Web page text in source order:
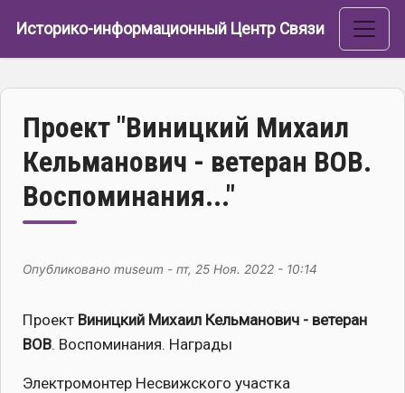
Историко-информационный Центр Связи
Проект "Виницкий Михаил
Кельманович - ветеран ВОВ.
Воспоминания..."
Опубликовано museum - пт, 25 Ноя. 2022 - 10:14
Проект Виницкий Михаил Кельманович - ветеран
ВОВ. Воспоминания. Награды
Электромонтер Несвижского участка